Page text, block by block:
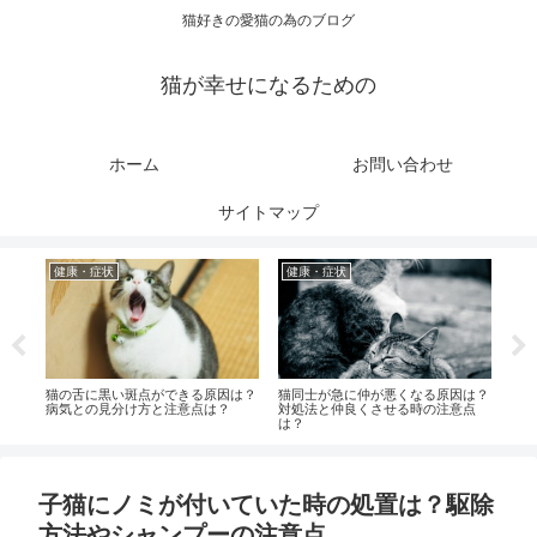
猫好きの愛猫の為のブログ
猫が幸せになるための
ホーム お問い合わせ
サイトマップ
健康・症状
猫の舌に黒い斑点ができる原因は？
病気との見分け方と注意点は？
健康・症状
猫同士が急に仲が悪くなる原因は？
対処法と仲良くさせる時の注意点
は？
子猫にノミが付いていた時の処置は？駆除